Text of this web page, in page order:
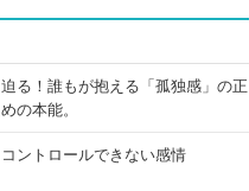
る！誰もが抱える「孤独感」の正
の本能。
ントロールできない感情